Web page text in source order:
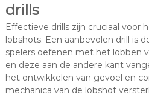
drills
Effectieve drills zijn cruciaal voor
lobshots. Een aanbevolen drill is
spelers oefenen met het lobben
en deze aan de andere kant
het ontwikkelen van gevoel en
mechanica van de lobshot